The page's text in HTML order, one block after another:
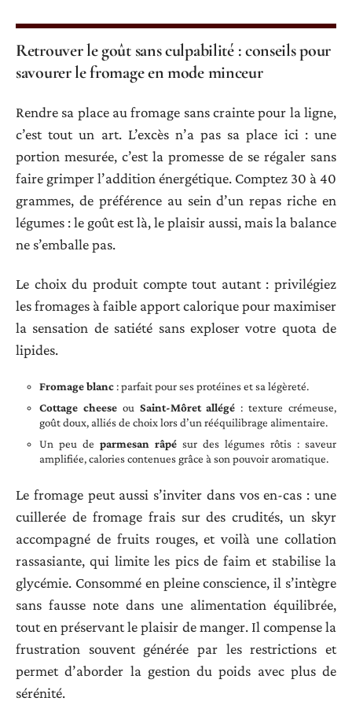
Retrouver le goût sans culpabilité : conseils pour
savourer le fromage en mode minceur
Rendre sa place au fromage sans crainte pour la ligne,
c’est tout un art. L’excès n’a pas sa place ici : une
portion mesurée, c’est la promesse de se régaler sans
faire grimper l’addition énergétique. Comptez 30 à 40
grammes, de préférence au sein d’un repas riche en
légumes : le goût est là, le plaisir aussi, mais la balance
ne s’emballe pas.
Le choix du produit compte tout autant : privilégiez
les fromages à faible apport calorique pour maximiser
la sensation de satiété sans exploser votre quota de
lipides.
Fromage blanc: parfait pour ses protéines et sa légèreté.
Cottage cheeseou Saint-Môret allégé : texture crémeuse,
goût doux, alliés de choix lors d’un rééquilibrage alimentaire.
Un peu de parmesan râpé sur des légumes rôtis : saveur
amplifiée, calories contenues grâce à son pouvoir aromatique.
Le fromage peut aussi s’inviter dans vos en-cas : une
cuillerée de fromage frais sur des crudités, un skyr
accompagné de fruits rouges, et voilà une collation
rassasiante, qui limite les pics de faim et stabilise la
glycémie. Consommé en pleine conscience, il s’intègre
sans fausse note dans une alimentation équilibrée,
tout en préservant le plaisir de manger. Il compense la
frustration souvent générée par les restrictions et
permet d’aborder la gestion du poids avec plus de
sérénité.